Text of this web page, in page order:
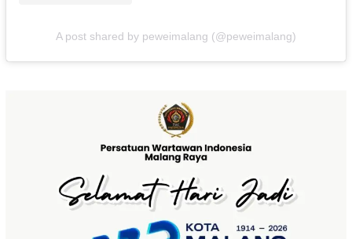
A post shared by peweimalang (@peweimalang)